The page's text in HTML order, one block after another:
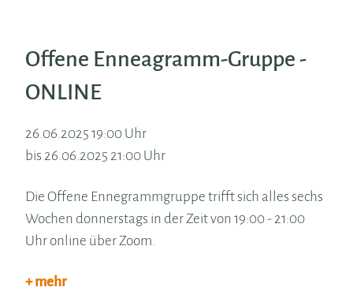
Offene Enneagramm-Gruppe -
ONLINE
26.06.2025 19:00 Uhr
bis 26.06.2025 21:00 Uhr
Die Offene Ennegrammgruppe trifft sich alles sechs
Wochen donnerstags in der Zeit von 19:00 - 21:00
Uhr online über Zoom.
+ mehr